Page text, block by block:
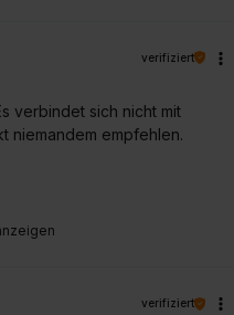
verifiziert
verbindet sich nicht mit
niemandem empfehlen.
verifiziert